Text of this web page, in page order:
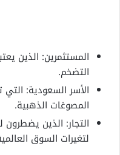
المستثمرين: الذين
التضخم.
الأسر السعودية:
المصوغات الذهبية.
التجار: الذين
لتغيرات السوق